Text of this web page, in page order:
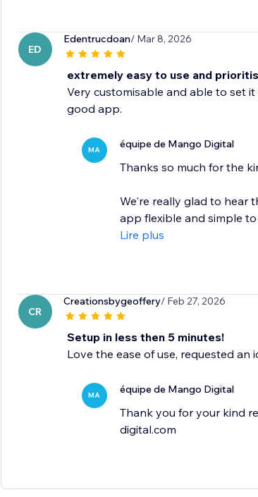
ED
Edentrucdoan/ Mar 8, 2026
extremely easy to use and
Very customisable and able to set
good app.
MA équipe de Mango Digital
Thanks so much for the
We're really glad to hear
app flexible and simple to
Lire plus
CR
Creationsbygeoffery/ Feb 27, 2026
Setup in less then 5 minutes!
Love the ease of use, requested
MA équipe de Mango Digital
Thank you for your kind
digital.com